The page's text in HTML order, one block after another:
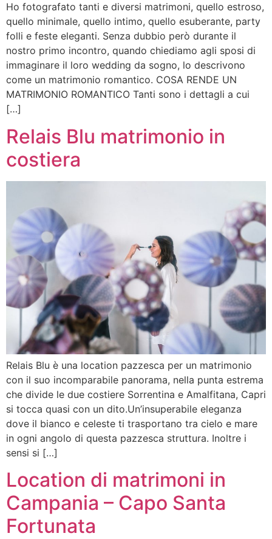
Ho fotografato tanti e diversi matrimoni, quello estroso,
quello minimale, quello intimo, quello esuberante, party
folli e feste eleganti. Senza dubbio però durante il
nostro primo incontro, quando chiediamo agli sposi di
immaginare il loro wedding da sogno, lo descrivono
come un matrimonio romantico. COSA RENDE UN
MATRIMONIO ROMANTICO Tanti sono i dettagli a cui
[…]
Relais Blu matrimonio in
costiera
Relais Blu è una location pazzesca per un matrimonio
con il suo incomparabile panorama, nella punta estrema
che divide le due costiere Sorrentina e Amalfitana, Capri
si tocca quasi con un dito.Un’insuperabile eleganza
dove il bianco e celeste ti trasportano tra cielo e mare
in ogni angolo di questa pazzesca struttura. Inoltre i
sensi si […]
Location di matrimoni in
Campania – Capo Santa
Fortunata